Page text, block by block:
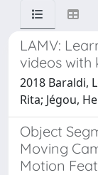
LAMV:
videos with
2018 Baraldi,
Rita; Jégou,
Object
Moving
Motion